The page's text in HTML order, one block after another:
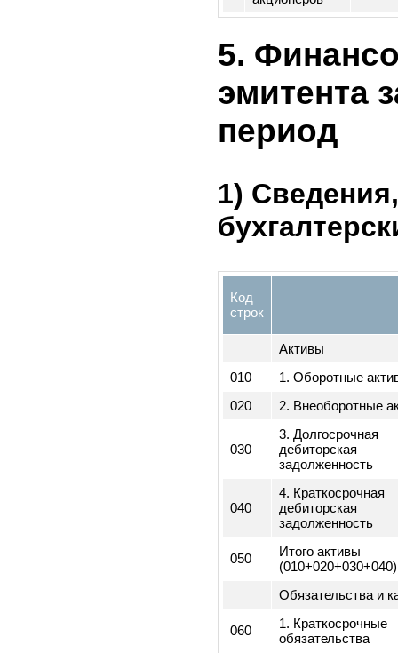
Наименование
факта
Смена в
акционеров
5.
период
1)
Код
Активы
1. Оборотные
020
2.
3. Долгосрочная
задолженность